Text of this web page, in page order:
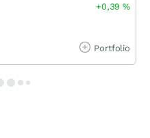
+0,39%
Portfolio